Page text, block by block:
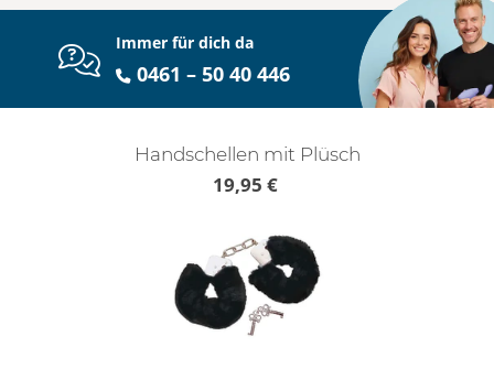
Immer für dich da
0461 – 50 40 446
Handschellen mit Plüsch
19,95 €